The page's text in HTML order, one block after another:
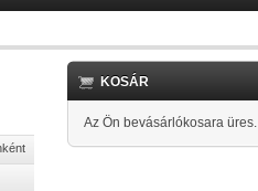
KOSÁR
Az Ön bevásárlókosara üres.